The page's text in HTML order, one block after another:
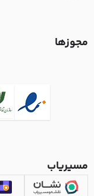
مجوزها
مسیریاب